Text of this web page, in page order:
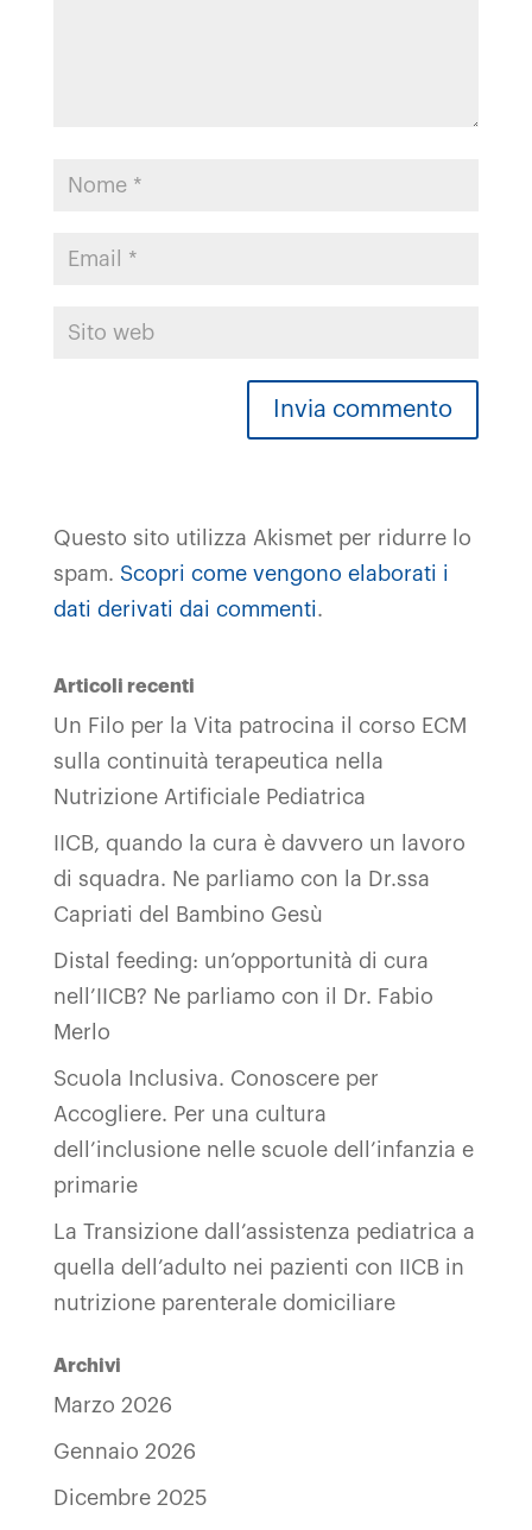
Questo sito utilizza Akismet per ridurre lo
spam. Scopri come vengono elaborati i
dati derivati dai commenti.
Articoli recenti
Un Filo per la Vita patrocina il corso ECM
sulla continuità terapeutica nella
Nutrizione Artificiale Pediatrica
IICB, quando la cura è davvero un lavoro
di squadra. Ne parliamo con la Dr.ssa
Capriati del Bambino Gesù
Distal feeding: un’opportunità di cura
nell’IICB? Ne parliamo con il Dr. Fabio
Merlo
Scuola Inclusiva. Conoscere per
Accogliere. Per una cultura
dell’inclusione nelle scuole dell’infanzia e
primarie
La Transizione dall’assistenza pediatrica a
quella dell’adulto nei pazienti con IICB in
nutrizione parenterale domiciliare
Archivi
Marzo 2026
Gennaio 2026
Dicembre 2025